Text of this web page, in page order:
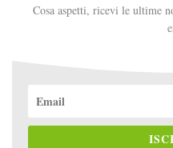
Cosa aspetti, ricevi le ultime